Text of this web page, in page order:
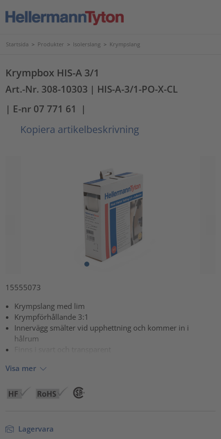
Startsida > Produkter > Isolerslang > Krympslang
Krympbox HIS-A 3/1
Art.-Nr. 308-10303 | HIS-A-3/1-PO-X-CL
| E-nr 07 771 61
|
Kopiera artikelbeskrivning
15555073
Krympslang med lim
Krympförhållande 3:1
Innervägg smälter vid upphettning och kommer in i
hålrum
Visa mer
Lagervara